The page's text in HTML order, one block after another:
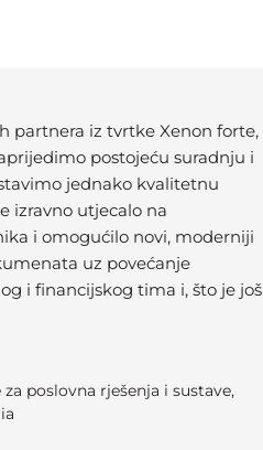
partnera iz tvrtke Xenon forte,
postojeću suradnju i
jednako kvalitetnu
izravno utjecalo na
i omogućilo novi, moderniji
uz povećanje
i financijskog tima i, što je još
poslovna rješenja i sustave,